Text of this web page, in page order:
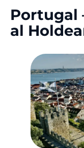
Portugal
al